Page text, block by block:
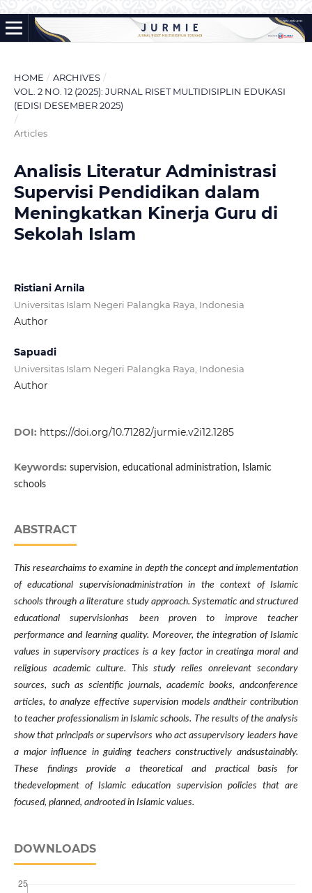
HOME / ARCHIVES /
VOL. 2 NO. 12 (2025): JURNAL RISET MULTIDISIPLIN EDUKASI
(EDISI DESEMBER 2025)
/
Articles
Analisis Literatur Administrasi
Supervisi Pendidikan dalam
Meningkatkan Kinerja Guru di
Sekolah Islam
Ristiani Arnila
Universitas Islam Negeri Palangka Raya, Indonesia
Author
Sapuadi
Universitas Islam Negeri Palangka Raya, Indonesia
Author
DOI: https://doi.org/10.71282/jurmie.v2i12.1285
Keywords: supervision, educational administration, Islamic
schools
ABSTRACT
This researchaims to examine in depth the concept and implementation
of educational supervisionadministration in the context of Islamic
schools through a literature study approach. Systematic and structured
educational supervisionhas been proven to improve teacher
performance and learning quality. Moreover, the integration of Islamic
values in supervisory practices is a key factor in creatinga moral and
religious academic culture. This study relies onrelevant secondary
sources, such as scientific journals, academic books, andconference
articles, to analyze effective supervision models andtheir contribution
to teacher professionalism in Islamic schools. The results of the analysis
show that principals or supervisors who act assupervisory leaders have
a major influence in guiding teachers constructively andsustainably.
These findings provide a theoretical and practical basis for
thedevelopment of Islamic education supervision policies that are
focused, planned, androoted in Islamic values.
DOWNLOADS